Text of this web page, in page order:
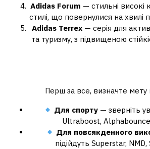
Adidas Forum — стильні високі
стилі, що повернулися на хвилі
Adidas Terrex— серія для
та туризму, з підвищеною
Перш за все, визначте мету
Для спорту— зверніть
Ultraboost,
Для повсякденного
підійдуть Superstar,